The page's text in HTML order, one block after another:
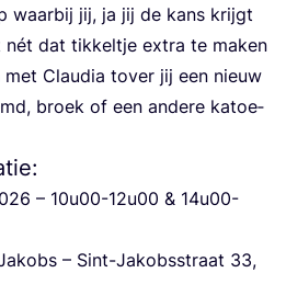
waar­bij jij, ja jij de kans krijgt
nét dat tik­kel­tje extra te maken
Clau­dia tover jij een nieuw
broek of een ande­re katoe­
– 10u00-12u00 & 14u00-
– Sint-Jakobs­straat 33,